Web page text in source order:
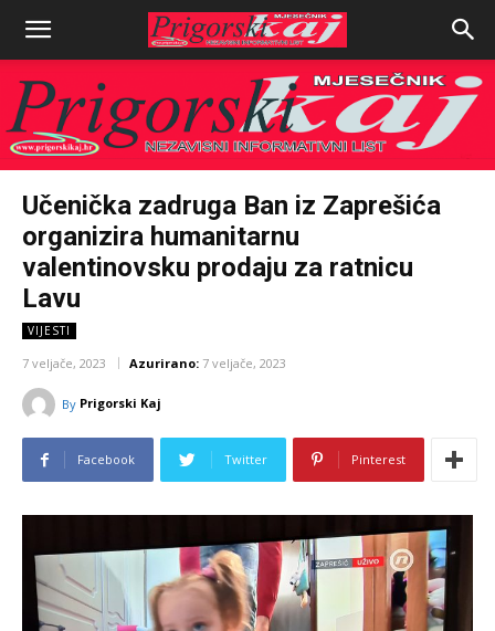
Učenička zadruga Ban iz Zaprešića
organizira humanitarnu
valentinovsku prodaju za ratnicu
Lavu
VIJESTI
7 veljače, 2023 Azurirano: 7 veljače, 2023
By Prigorski Kaj
Facebook Twitter Pinterest